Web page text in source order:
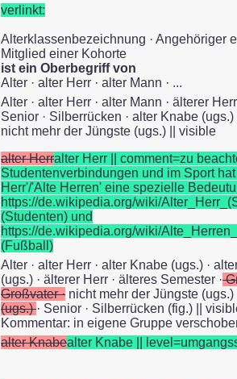
verlinkt:
Alterklassenbezeichnung · Angehöriger
Mitglied einer Kohorte
ist ein Oberbegriff von
Alter · alter Herr · alter Mann · ...
Alter · alter Herr · alter Mann · älterer
Senior · Silberrücken · alter Knabe (ugs.)
nicht mehr der Jüngste (ugs.) || visible
alter Herralter Herr || comment=zu
Studentenverbindungen und im Sport
Herr'/'Alte Herren' eine spezielle
https://de.wikipedia.org/wiki/
(Studenten) und
https://de.wikipedia.org/wiki/
(Fußball)
Alter · alter Herr · alter Knabe (ugs.) ·
(ugs.) · älterer Herr · älteres Semester ·
Großvater · nicht mehr der Jüngste (ugs.)
(ugs.)· Senior · Silberrücken (fig.) ||
Kommentar: in eigene Gruppe
alter Knabealter Knabe ||